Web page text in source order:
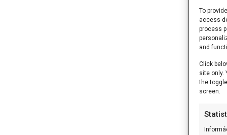
To
access
process
and
Click
site only.
the
screen.